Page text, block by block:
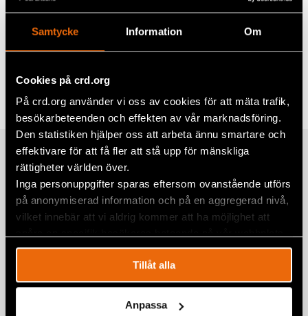
Samtycke Information Om
Cookies på crd.org
På crd.org använder vi oss av cookies för att mäta trafik,
besökarbeteenden och effekten av vår marknadsföring.
Den statistiken hjälper oss att arbeta ännu smartare och
effektivare för att få fler att stå upp för mänskliga
rättigheter världen över.
Inga personuppgifter sparas eftersom ovanstående utförs
på anonymiserad information och på en aggregerad nivå,
vilket innebär att vi aldrig kommer att ha möjlighet att
Tillåt alla
Anpassa
Facebook
Twitter
Google+
Mail
Taggar Aktuellt
Relaterade artiklar
Fem år senare har såret från den 11
juli på Kuba ännu inte läkt
NYHETER
”Jag var fem år gammal när pappa
kom hem och sa att vi måste fly.”